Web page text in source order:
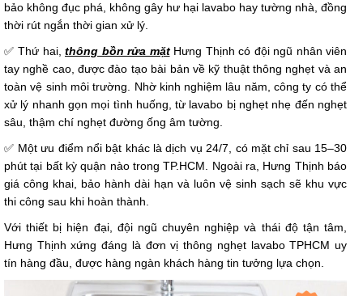
bảo không đục phá, không gây hư hại lavabo hay tường nhà, đồng
thời rút ngắn thời gian xử lý.
✅ Thứ hai, thông bồn rửa mặtHưng Thịnh có đội ngũ nhân viên
tay nghề cao, được đào tạo bài bản về kỹ thuật thông nghẹt và an
toàn vệ sinh môi trường. Nhờ kinh nghiệm lâu năm, công ty có thể
xử lý nhanh gọn mọi tình huống, từ lavabo bị nghẹt nhẹ đến nghẹt
sâu, thậm chí nghẹt đường ống âm tường.
✅ Một ưu điểm nổi bật khác là dịch vụ 24/7, có mặt chỉ sau 15–30
phút tại bất kỳ quận nào trong TP.HCM. Ngoài ra, Hưng Thịnh báo
giá công khai, bảo hành dài hạn và luôn vệ sinh sạch sẽ khu vực
thi công sau khi hoàn thành.
Với thiết bị hiện đại, đội ngũ chuyên nghiệp và thái độ tận tâm,
Hưng Thịnh xứng đáng là đơn vị thông nghẹt lavabo TPHCM uy
tín hàng đầu, được hàng ngàn khách hàng tin tưởng lựa chọn.